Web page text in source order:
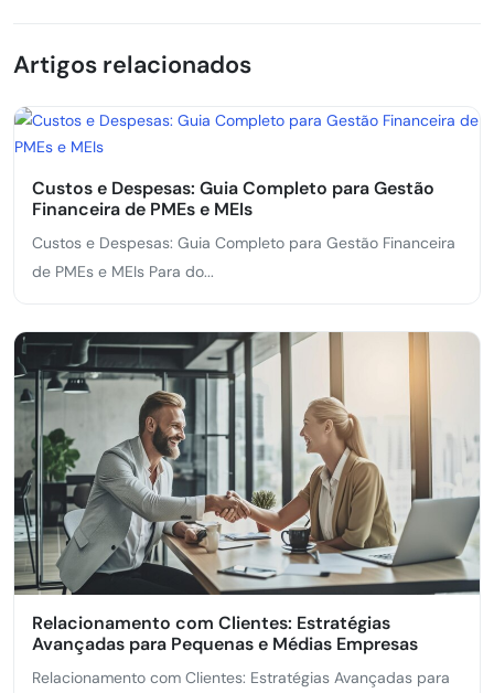
Artigos relacionados
Custos e Despesas: Guia Completo para Gestão
Financeira de PMEs e MEIs
Custos e Despesas: Guia Completo para Gestão Financeira
de PMEs e MEIs Para do...
Relacionamento com Clientes: Estratégias
Avançadas para Pequenas e Médias Empresas
Relacionamento com Clientes: Estratégias Avançadas para